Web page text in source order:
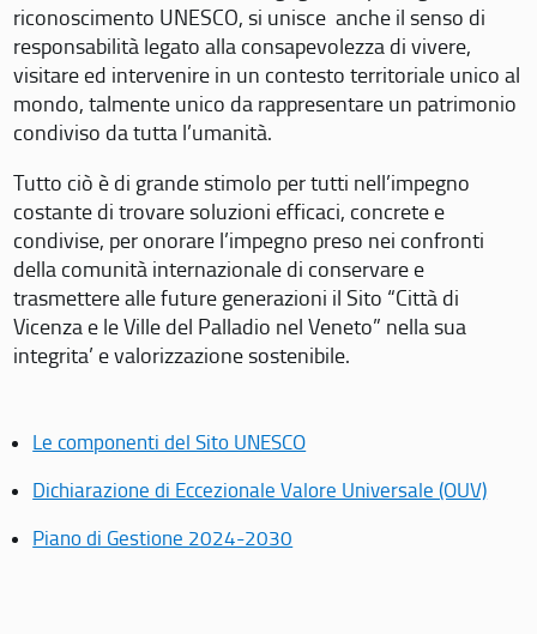
riconoscimento UNESCO, si unisce anche il senso di
responsabilità legato alla consapevolezza di vivere,
visitare ed intervenire in un contesto territoriale unico al
mondo, talmente unico da rappresentare un patrimonio
condiviso da tutta l’umanità.
Tutto ciò è di grande stimolo per tutti nell’impegno
costante di trovare soluzioni efficaci, concrete e
condivise, per onorare l’impegno preso nei confronti
della comunità internazionale di conservare e
trasmettere alle future generazioni il Sito “Città di
Vicenza e le Ville del Palladio nel Veneto” nella sua
integrita’ e valorizzazione sostenibile.
Le componenti del Sito UNESCO
Dichiarazione di Eccezionale Valore Universale (OUV)
Piano di Gestione 2024-2030